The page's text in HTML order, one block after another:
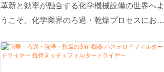
革新と効率が融合する化学機械設備の世界へよ
うこそ。化学業界のろ過・乾燥プロセスにおけ
Hastelloy撹拌ヌッチェ式フィルタードライヤー